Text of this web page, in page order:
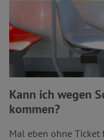
Kann ich wegen
kommen?
Mal eben ohne Ticket